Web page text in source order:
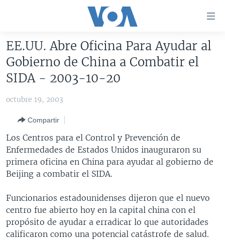
accesibilidad
contenido
Salte
principal
Salte
búsqueda
AMÉRICA DEL NORTE
VOA VERIFICA INMIGRACIÓN
VOA VERIFICA AMÉRICA LATINA
ARGENTINA
BOLIVIA
COLOMBIA
CHILE
PERÚ
ECUADOR
VENEZUELA
CHINA EN AMÉRICA LATINA
CENTROAMÉRICA
COSTA RICA
EL SALVADOR
GUATEMALA
HONDURAS
NICARAGUA
OTRAS SECCIONES
INMIGRACIÓN
LIBERTAD DE PRENSA
MUNDO
ECONOMÍA
ESPECIALES DE LA VOA
LIBERTAD DE PRENSA
UCRANIA
MULTIMEDIA
EE.UU. Abre Oficina Para Ayudar al
Gobierno de China a Combatir el
SIDA - 2003-10-20
octubre 19, 2003
Compartir
Los Centros para el Control y Prevención de
Enfermedades de Estados Unidos inauguraron su
primera oficina en China para ayudar al gobierno de
Beijing a combatir el SIDA.
Funcionarios estadounidenses dijeron que el nuevo
centro fue abierto hoy en la capital china con el
propósito de ayudar a erradicar lo que autoridades
calificaron como una potencial catástrofe de salud.